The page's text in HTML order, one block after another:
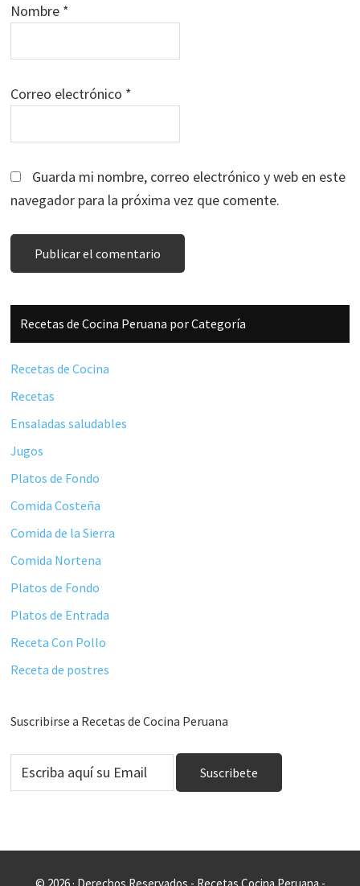
Nombre *
Correo electrónico *
Guarda mi nombre, correo electrónico y web en este
navegador para la próxima vez que comente.
Barra
lateral
principal
Recetas de Cocina Peruana por Categoría
Recetas de Cocina
Recetas
Ensaladas saludables
Jugos
Platos de Fondo
Comida Costeña
Comida de la Sierra
Comida Nortena
Platos de Fondo
Platos de Entrada
Receta Con Pollo
Receta de postres
Suscribirse a Recetas de Cocina Peruana